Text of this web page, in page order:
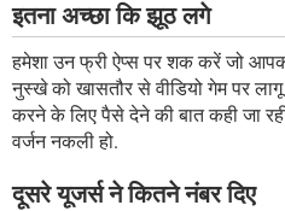
इतना अच्छा कि झूठ लगे
हमेशा उन फ्री ऐप्स पर शक करें जो
नुस्खे को खासतौर से वीडियो गेम पर
करने के लिए पैसे देने की बात कही जा
वर्जन नकली हो.
दूसरे यूजर्स ने कितने नंबर दिए